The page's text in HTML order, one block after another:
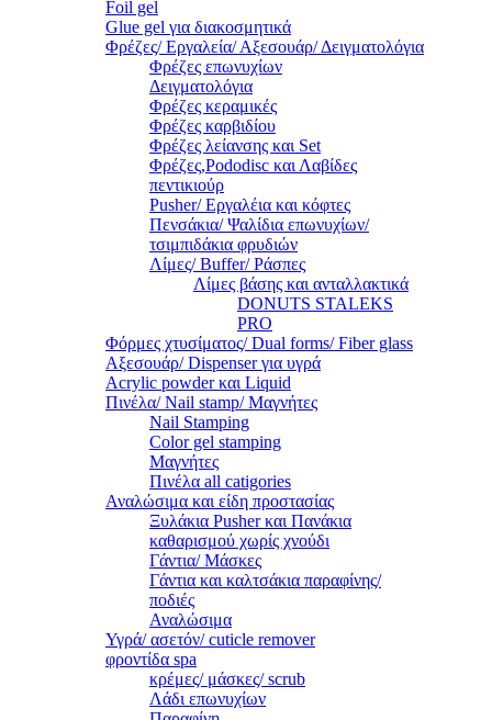
Foil gel
Glue gel για διακοσμητικά
Φρέζες/ Εργαλεία/ Αξεσουάρ/ Δειγματολόγια
Φρέζες επωνυχίων
Δειγματολόγια
Φρέζες κεραμικές
Φρέζες καρβιδίου
Φρέζες λείανσης και Set
Φρέζες,Pododisc και Λαβίδες
πεντικιούρ
Pusher/ Εργαλέια και κόφτες
Πενσάκια/ Ψαλίδια επωνυχίων/
τσιμπιδάκια φρυδιών
Λίμες/ Buffer/ Ράσπες
Λίμες βάσης και ανταλλακτικά
DONUTS STALEKS
PRO
Φόρμες χτυσίματος/ Dual forms/ Fiber glass
Αξεσουάρ/ Dispenser για υγρά
Acrylic powder και Liquid
Πινέλα/ Nail stamp/ Μαγνήτες
Nail Stamping
Color gel stamping
Μαγνήτες
Πινέλα all catigories
Αναλώσιμα και είδη προστασίας
Ξυλάκια Pusher και Πανάκια
καθαρισμού χωρίς χνούδι
Γάντια/ Μάσκες
Γάντια και καλτσάκια παραφίνης/
ποδιές
Αναλώσιμα
Υγρά/ ασετόν/ cuticle remover
φροντίδα spa
κρέμες/ μάσκες/ scrub
Λάδι επωνυχίων